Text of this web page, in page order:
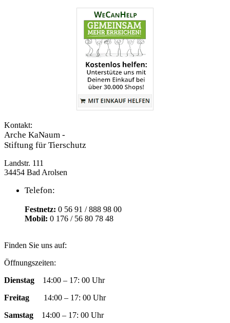
Kontakt:
Arche KaNaum -
Stiftung für Tierschutz
Landstr. 111
34454 Bad Arolsen
Telefon:
Festnetz: 0 56 91 / 888 98 00
Mobil: 0 176 / 56 80 78 48
Finden Sie uns auf:
Facebook
opens
new
YouTube
opens
new
RSS
opens
new
Instagram
opens
new
E-
page
in
window
Öffnungszeiten:
Dienstag 14:00 – 17: 00 Uhr
Freitag 14:00 – 17: 00 Uhr
Samstag 14:00 – 17: 00 Uhr